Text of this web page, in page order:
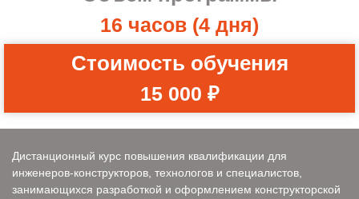
16 часов (4 дня)
Стоимость обучения
15 000 ₽
Дистанционный курс повышения квалификации для
инженеров-конструкторов, технологов и специалистов,
занимающихся разработкой и оформлением конструкторской